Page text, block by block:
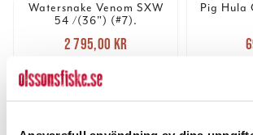
Watersnake Venom SXW
54 /(36") (#7).
Nuvarande pris
2 795,00 krTidigare pris
3 199,00 kr
2 795,00 kr
FLER ÄN 6 ST KVAR
Pig Hula
69,00